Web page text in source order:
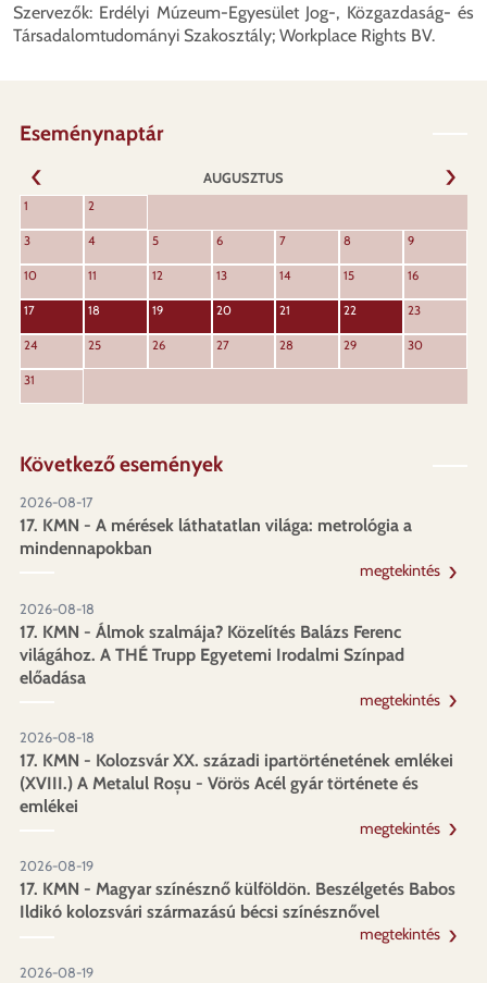
Szervezők: Erdélyi Múzeum-Egyesület Jog-, Közgazdaság- és
Társadalomtudományi Szakosztály; Workplace Rights BV.
Eseménynaptár
ELŐZŐ
AUGUSZTUS
1 2
3 4 5 6 7 8 9
10 11 12 13 14 15 16
17 18 19 20 21 22 23
24 25 26 27 28 29 30
31
Következő események
2026-08-17
17. KMN - A mérések láthatatlan világa: metrológia a
mindennapokban
megtekintés
2026-08-18
17. KMN - Álmok szalmája? Közelítés Balázs Ferenc
világához. A THÉ Trupp Egyetemi Irodalmi Színpad
előadása
megtekintés
2026-08-18
17. KMN - Kolozsvár XX. századi ipartörténetének emlékei
(XVIII.) A Metalul Roșu - Vörös Acél gyár története és
emlékei
megtekintés
2026-08-19
17. KMN - Magyar színésznő külföldön. Beszélgetés Babos
Ildikó kolozsvári származású bécsi színésznővel
megtekintés
2026-08-19